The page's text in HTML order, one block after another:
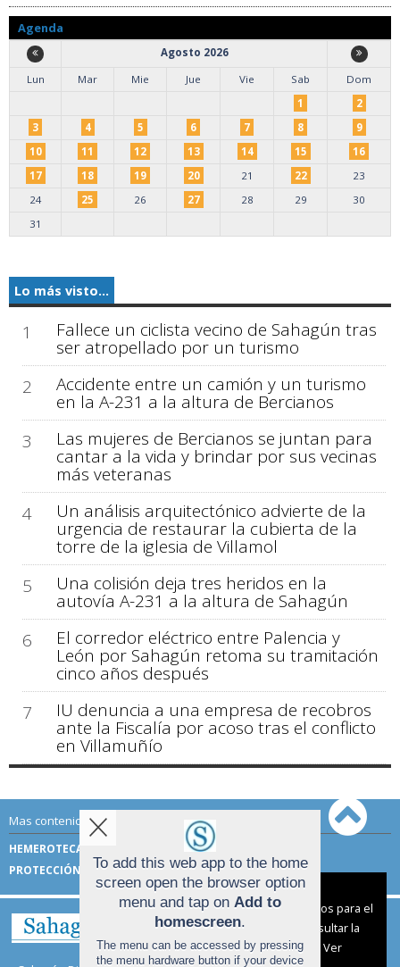
Agenda
Agosto 2026
Lun
Mar Mie Jue Vie Sab
Dom
1
2
3
4 5 6 7 8
9
10
11 12 13 14 15
16
17
18 19 20 21 22
23
24
25 26 27 28 29
30
31
Lo más visto...
1 Fallece un ciclista vecino de Sahagún tras
ser atropellado por un turismo
2
Accidente entre un camión y un turismo
en la A-231 a la altura de Bercianos
3
Las mujeres de Bercianos se juntan para
cantar a la vida y brindar por sus vecinas
más veteranas
4
Un análisis arquitectónico advierte de la
urgencia de restaurar la cubierta de la
torre de la iglesia de Villamol
5
Una colisión deja tres heridos en la
autovía A-231 a la altura de Sahagún
6
El corredor eléctrico entre Palencia y
León por Sahagún retoma su tramitación
cinco años después
7
IU denuncia a una empresa de recobros
ante la Fiscalía por acoso tras el conflicto
en Villamuñío
Mas contenido de Sahagún Digital:
HEMEROTECA
TÉRMINOS DE USO
PROTECCIÓN DE DATOS
Aviso sobre el Uso de cookies:
Utilizamos cookies nuestras y de terceros para el
funcionamiento del digital. Puedes consultar la
lista de cookies y como desconectarlas.
Ver
To add this web app to the home
screen open the browser option
menu and tap on Add to
homescreen.
The menu can be accessed by pressing
the menu hardware button if your device